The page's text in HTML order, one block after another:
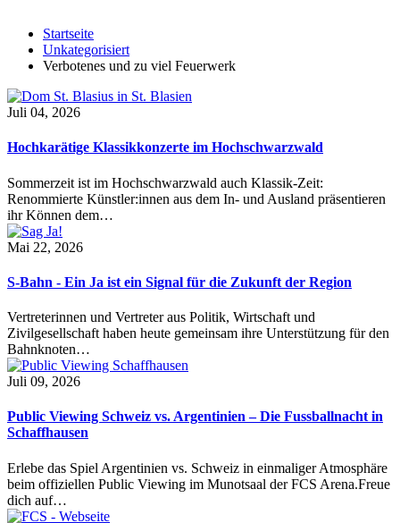
Startseite
Unkategorisiert
Verbotenes und zu viel Feuerwerk
Juli 04, 2026
Hochkarätige Klassikkonzerte im Hochschwarzwald
Sommerzeit ist im Hochschwarzwald auch Klassik-Zeit:
Renommierte Künstler:innen aus dem In- und Ausland präsentieren
ihr Können dem…
Mai 22, 2026
S-Bahn - Ein Ja ist ein Signal für die Zukunft der Region
Vertreterinnen und Vertreter aus Politik, Wirtschaft und
Zivilgesellschaft haben heute gemeinsam ihre Unterstützung für den
Bahnknoten…
Juli 09, 2026
Public Viewing Schweiz vs. Argentinien – Die Fussballnacht in
Schaffhausen
Erlebe das Spiel Argentinien vs. Schweiz in einmaliger Atmosphäre
beim offiziellen Public Viewing im Munotsaal der FCS Arena.Freue
dich auf…